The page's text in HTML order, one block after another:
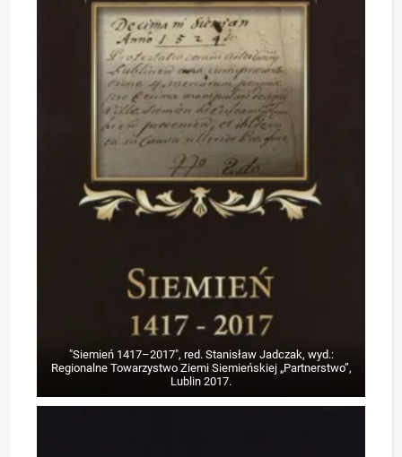
"Siemień 1417–2017", red. Stanisław Jadczak, wyd.:
Regionalne Towarzystwo Ziemi Siemieńskiej „Partnerstwo”,
Lublin 2017.